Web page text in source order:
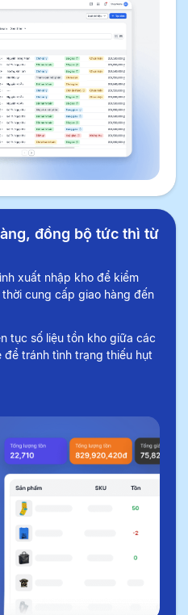
đồng bộ tức thì từ
xuất nhập kho để kiểm
cung cấp giao hàng đến
tục số liệu tồn kho giữa các
để tránh tình trạng thiếu hụt